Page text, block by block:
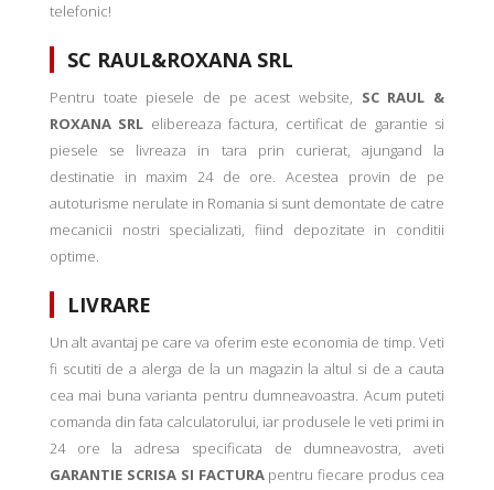
telefonic!
SC RAUL&ROXANA SRL
Pentru toate piesele de pe acest website, SC RAUL &
ROXANA SRL elibereaza factura, certificat de garantie si
piesele se livreaza in tara prin curierat, ajungand la
destinatie in maxim 24 de ore. Acestea provin de pe
autoturisme nerulate in Romania si sunt demontate de catre
mecanicii nostri specializati, fiind depozitate in conditii
optime.
LIVRARE
Un alt avantaj pe care va oferim este economia de timp. Veti
fi scutiti de a alerga de la un magazin la altul si de a cauta
cea mai buna varianta pentru dumneavoastra. Acum puteti
comanda din fata calculatorului, iar produsele le veti primi in
24 ore la adresa specificata de dumneavostra, aveti
GARANTIE SCRISA SI FACTURApentru fiecare produs cea